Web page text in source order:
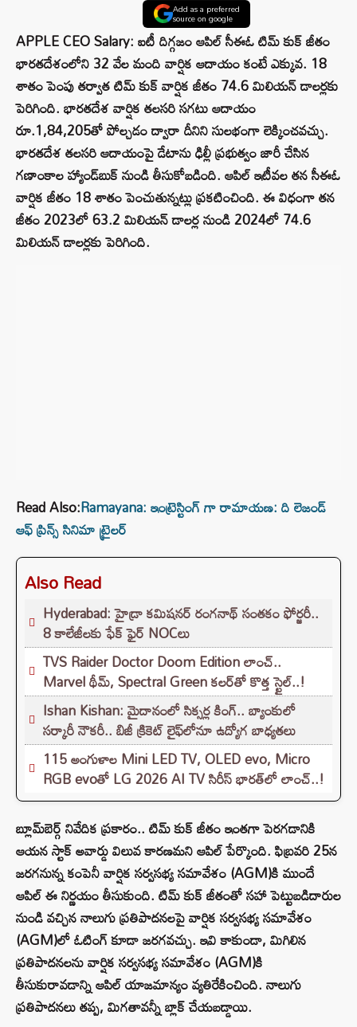
Add as a preferred
source on google
APPLE CEO Salary: ఐటీ దిగ్గజం ఆపిల్ సీఈఓ టిమ్ కుక్ జీతం
భారతదేశంలోని 32 వేల మంది వార్షిక ఆదాయం కంటే ఎక్కువ. 18
శాతం పెంపు తర్వాత టిమ్ కుక్ వార్షిక జీతం 74.6 మిలియన్ డాలర్లకు
పెరిగింది. భారతదేశ వార్షిక తలసరి సగటు ఆదాయం
రూ.1,84,205తో పోల్చడం ద్వారా దీనిని సులభంగా లెక్కించవచ్చు.
భారతదేశ తలసరి ఆదాయంపై డేటాను ఢిల్లీ ప్రభుత్వం జారీ చేసిన
గణాంకాల హ్యాండ్‌బుక్ నుండి తీసుకోబడింది. ఆపిల్ ఇటీవల తన సీఈఓ
వార్షిక జీతం 18 శాతం పెంచుతున్నట్లు ప్రకటించింది. ఈ విధంగా తన
జీతం 2023లో 63.2 మిలియన్ డాలర్ల నుండి 2024లో 74.6
మిలియన్ డాలర్లకు పెరిగింది.
Read Also:Ramayana: ఇంట్రెస్టింగ్ గా రామాయణ: ది లెజండ్
ఆఫ్ ప్రిన్స్ సినిమా ట్రైలర్
Also Read
Hyderabad: హైడ్రా కమిషనర్ రంగనాథ్ సంతకం ఫోర్జరీ..
8 కాలేజీలకు ఫేక్ ఫైర్ NOCలు
TVS Raider Doctor Doom Edition లాంచ్..
Marvel థీమ్, Spectral Green కలర్‌తో కొత్త స్టైల్..!
Ishan Kishan: మైదానంలో సిక్సర్ల కింగ్.. బ్యాంకులో
సర్కారీ నౌకరీ.. బిజీ క్రికెట్ లైఫ్‌లోనూ ఉద్యోగ బాధ్యతలు
115 అంగుళాల Mini LED TV, OLED evo, Micro
RGB evoతో LG 2026 AI TV సిరీస్ భారత్‌లో లాంచ్..!
బ్లూమ్‌బెర్గ్ నివేదిక ప్రకారం.. టిమ్ కుక్ జీతం ఇంతగా పెరగడానికి
ఆయన స్టాక్ అవార్డు విలువ కారణమని ఆపిల్ పేర్కొంది. ఫిబ్రవరి 25న
జరగనున్న కంపెనీ వార్షిక సర్వసభ్య సమావేశం (AGM)కి ముందే
ఆపిల్ ఈ నిర్ణయం తీసుకుంది. టిమ్ కుక్ జీతంతో సహా పెట్టుబడిదారుల
నుండి వచ్చిన నాలుగు ప్రతిపాదనలపై వార్షిక సర్వసభ్య సమావేశం
(AGM)లో ఓటింగ్ కూడా జరగవచ్చు. ఇవి కాకుండా, మిగిలిన
ప్రతిపాదనలను వార్షిక సర్వసభ్య సమావేశం (AGM)కి
తీసుకురావడాన్ని ఆపిల్ యాజమాన్యం వ్యతిరేకించింది. నాలుగు
ప్రతిపాదనలు తప్ప, మిగతావన్నీ బ్లాక్ చేయబడ్డాయి.